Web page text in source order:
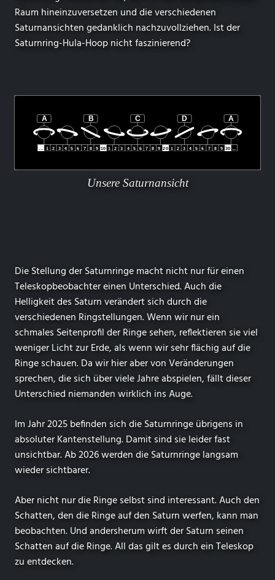
Raum hineinzuversetzen und die verschiedenen
Saturnansichten gedanklich nachzuvollziehen. Ist der
Saturnring-Hula-Hoop nicht faszinierend?
Unsere Saturnansicht
Die Stellung der Saturnringe macht nicht nur für einen
Teleskopbeobachter einen Unterschied. Auch die
Helligkeit des Saturn verändert sich durch die
verschiedenen Ringstellungen. Wenn wir nur ein
schmales Seitenprofil der Ringe sehen, reflektieren sie viel
weniger Licht zur Erde, als wenn wir sehr flächig auf die
Ringe schauen. Da wir hier aber von Veränderungen
sprechen, die sich über viele Jahre abspielen, fällt dieser
Unterschied niemanden wirklich ins Auge.
Im Jahr 2025 befinden sich die Saturnringe übrigens in
absoluter Kantenstellung. Damit sind sie leider fast
unsichtbar. Ab 2026 werden die Saturnringe langsam
wieder sichtbarer.
Aber nicht nur die Ringe selbst sind interessant. Auch den
Schatten, den die Ringe auf den Saturn werfen, kann man
beobachten. Und andersherum wirft der Saturn seinen
Schatten auf die Ringe. All das gilt es durch ein Teleskop
zu entdecken.